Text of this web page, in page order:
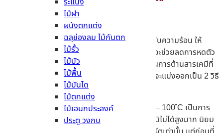
ไม้ฝา
ผนังตกแต่ง
ฉลุช่องลม ไม้กันตก
ไม้รั้ว
ไม้บัว
ไม้พื้น
ไม้บันได
ไม้ตกแต่ง
ไม้เอนกประสงค์
ประตู วงกบ
ในวิธีนี้เป็นการนำไอน้ำมาบ่ม ที่สร้างทั้งความชื้นกับความร้อน ให้
สำหรับคอนกรีตที่เพิ่งจะหล่อเสร็จ เพราะนอกจากจะช่วยลดการหดตัว
ยังเพิ่มประสิทธิภาพให้คอนกรีต มีความสามารถในการต้านสารเคมีที่
เป็นอันตรายได้อีกด้วย ซึ่งวิธีในการบ่มด้วยไอน้ำ จะแบ่งออกเป็น 2 วิธี
ไอน้ำที่มีความดันต่ำจะใช้อุณหภูมิอยู่ที่ 40 – 100 ํC เป็นการ
เพิ่มกำลังอัดอย่างรวดเร็ว ในขณะที่อุณหภูมิไม่ได้สูงมาก นิยม